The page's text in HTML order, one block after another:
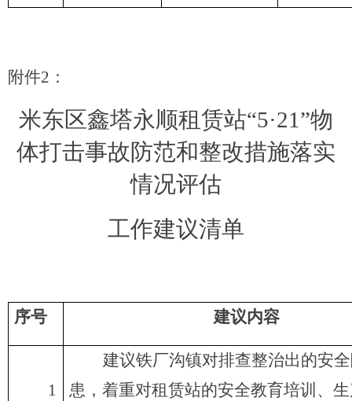
附件2 ：
米东区鑫塔永顺租赁站“5·21 ”物
体打击事故防范和整改措施落实
情况评估
工作建议清单
序号 建议内容
1
建议铁厂沟镇对排查整治出的安
患，着重对租赁站的安全教育培训、